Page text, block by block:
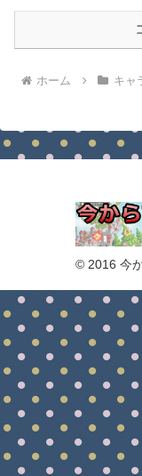
ホーム キャ
© 2016 今